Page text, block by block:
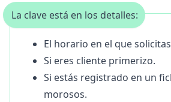
La clave está en los detalles:
El horario en el que
Si eres cliente primerizo.
Si estás registrado en un
morosos.